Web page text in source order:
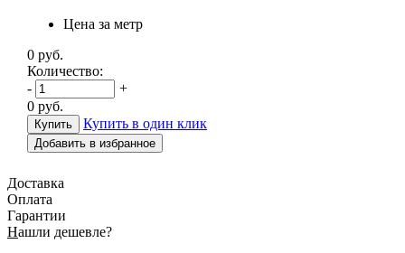
Цена за метр
0 руб.
Количество:
-
+
0 руб.
Купить в один клик
Добавить в избранное
Доставка
Оплата
Гарантии
Нашли дешевле?